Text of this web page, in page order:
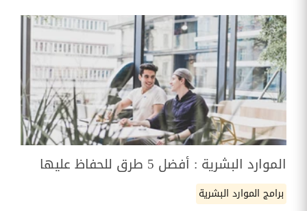
الموارد البشرية : أفضل 5 طرق للحفاظ عليها
برامج الموارد البشرية